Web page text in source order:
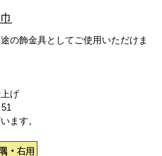
の飾金具としてご使用いただけま
げ
ます。